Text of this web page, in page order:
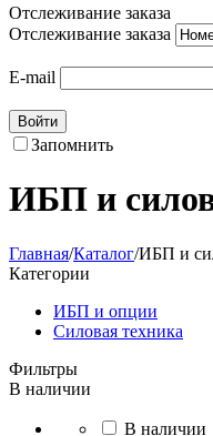
Отслеживание заказа
Отслеживание заказа
E-mail
Войти
Запомнить
ИБП и
Главная/Каталог/ИБП и
Категории
ИБП и опции
Силовая техника
Фильтры
В наличии
В наличии